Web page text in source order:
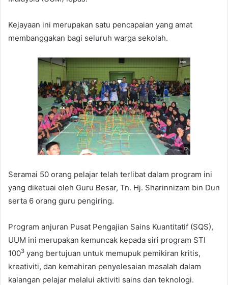
Kejayaan ini merupakan satu pencapaian yang amat
membanggakan bagi seluruh warga sekolah.
Seramai 50 orang pelajar telah terlibat dalam program ini
yang diketuai oleh Guru Besar, Tn. Hj. Sharinnizam bin Dun
serta 6 orang guru pengiring.
Program anjuran Pusat Pengajian Sains Kuantitatif (SQS),
UUM ini merupakan kemuncak kepada siri program STI
1003 yang bertujuan untuk memupuk pemikiran kritis,
kreativiti, dan kemahiran penyelesaian masalah dalam
kalangan pelajar melalui aktiviti sains dan teknologi.